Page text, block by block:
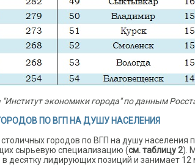
экономики города" по данным
ПО ВГП НА ДУШУ НАСЕЛЕНИЯ
столичных городов по ВГП на душу
сырьевую специализацию (см. таблицу 2).
десятку лидирующих позиций и занимает 12